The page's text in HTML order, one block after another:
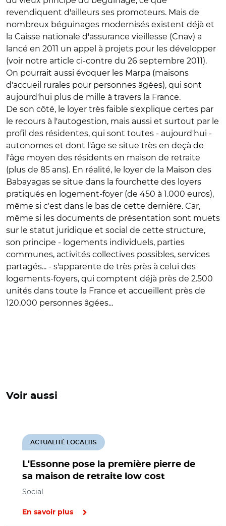
revendiquent d'ailleurs ses promoteurs. Mais de
nombreux béguinages modernisés existent déjà et
la Caisse nationale d'assurance vieillesse (Cnav) a
lancé en 2011 un appel à projets pour les développer
(voir notre article ci-contre du 26 septembre 2011).
On pourrait aussi évoquer les Marpa (maisons
d'accueil rurales pour personnes âgées), qui sont
aujourd'hui plus de mille à travers la France.
De son côté, le loyer très faible s'explique certes par
le recours à l'autogestion, mais aussi et surtout par le
profil des résidentes, qui sont toutes - aujourd'hui -
autonomes et dont l'âge se situe très en deçà de
l'âge moyen des résidents en maison de retraite
(plus de 85 ans). En réalité, le loyer de la Maison des
Babayagas se situe dans la fourchette des loyers
pratiqués en logement-foyer (de 450 à 1.000 euros),
même si c'est dans le bas de cette dernière. Car,
même si les documents de présentation sont muets
sur le statut juridique et social de cette structure,
son principe - logements individuels, parties
communes, activités collectives possibles, services
partagés... - s'apparente de très près à celui des
logements-foyers, qui comptent déjà près de 2.500
unités dans toute la France et accueillent près de
120.000 personnes âgées...
Voir aussi
L'Essonne pose la première pierre de
sa maison de retraite low cost
ACTUALITÉ LOCALTIS
Social
En savoir plus